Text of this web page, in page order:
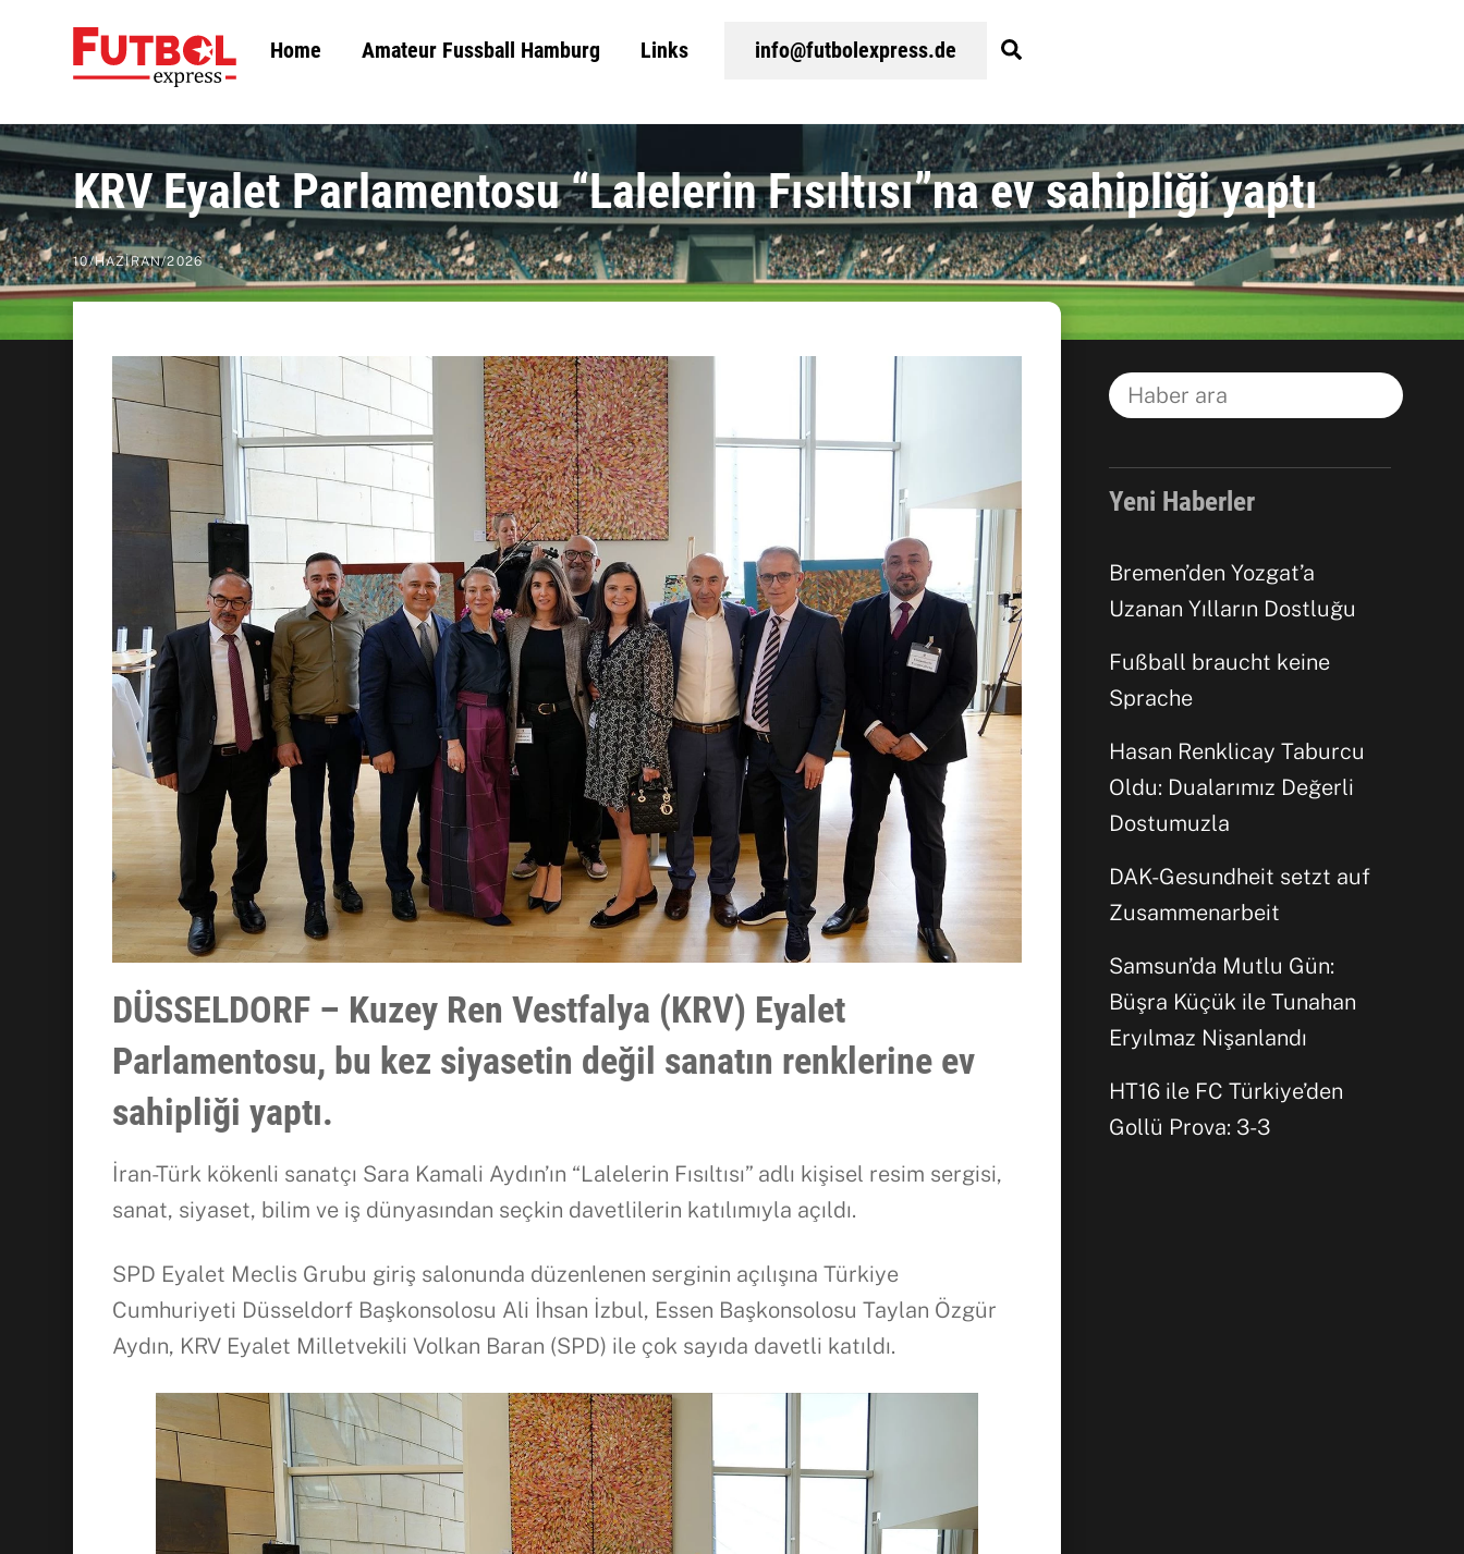
content
Home Amateur Fussball Hamburg Links info@futbolexpress.de
KRV Eyalet Parlamentosu “Lalelerin Fısıltısı”na ev sahipliği yaptı
10/HAZIRAN/2026
DÜSSELDORF – Kuzey Ren Vestfalya (KRV) Eyalet
Parlamentosu, bu kez siyasetin değil sanatın renklerine ev
sahipliği yaptı.
İran-Türk kökenli sanatçı Sara Kamali Aydın’ın “Lalelerin Fısıltısı” adlı kişisel resim sergisi,
sanat, siyaset, bilim ve iş dünyasından seçkin davetlilerin katılımıyla açıldı.
SPD Eyalet Meclis Grubu giriş salonunda düzenlenen serginin açılışına Türkiye
Cumhuriyeti Düsseldorf Başkonsolosu Ali İhsan İzbul, Essen Başkonsolosu Taylan Özgür
Aydın, KRV Eyalet Milletvekili Volkan Baran (SPD) ile çok sayıda davetli katıldı.
Yeni Haberler
Bremen’den Yozgat’a
Uzanan Yılların Dostluğu
Fußball braucht keine
Sprache
Hasan Renklicay Taburcu
Oldu: Dualarımız Değerli
Dostumuzla
DAK-Gesundheit setzt auf
Zusammenarbeit
Samsun’da Mutlu Gün:
Büşra Küçük ile Tunahan
Eryılmaz Nişanlandı
HT16 ile FC Türkiye’den
Gollü Prova: 3-3